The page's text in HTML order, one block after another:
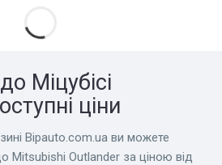
Міцубісі
ціни
Bіpauto.com.ua ви можете
Mitsubishi Outlander за ціною від